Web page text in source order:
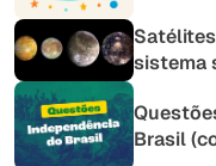
sistema
Brasil